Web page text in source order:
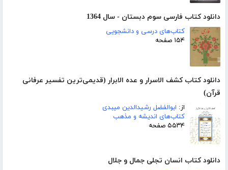
دانلود کتاب فارسی سوم دبستان - سال 1364
کتاب‌های درسی و دانشجویی
۱۵۴ صفحه
دانلود کتاب کشف الاسرار و عده الابرار (قدیمی‌ترین تفسیر عرفانی
قرآن)
از: ابوالفضل رشیدالدین میبدی
کتاب‌های اندیشه و مذهب
۵۵۳۴ صفحه
دانلود کتاب انسان تجلی جمال و جلال